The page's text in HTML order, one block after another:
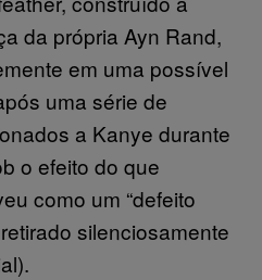
da própria Ayn Rand,
em uma possível
uma série de
a Kanye durante
o efeito do que
como um “defeito
silenciosamente